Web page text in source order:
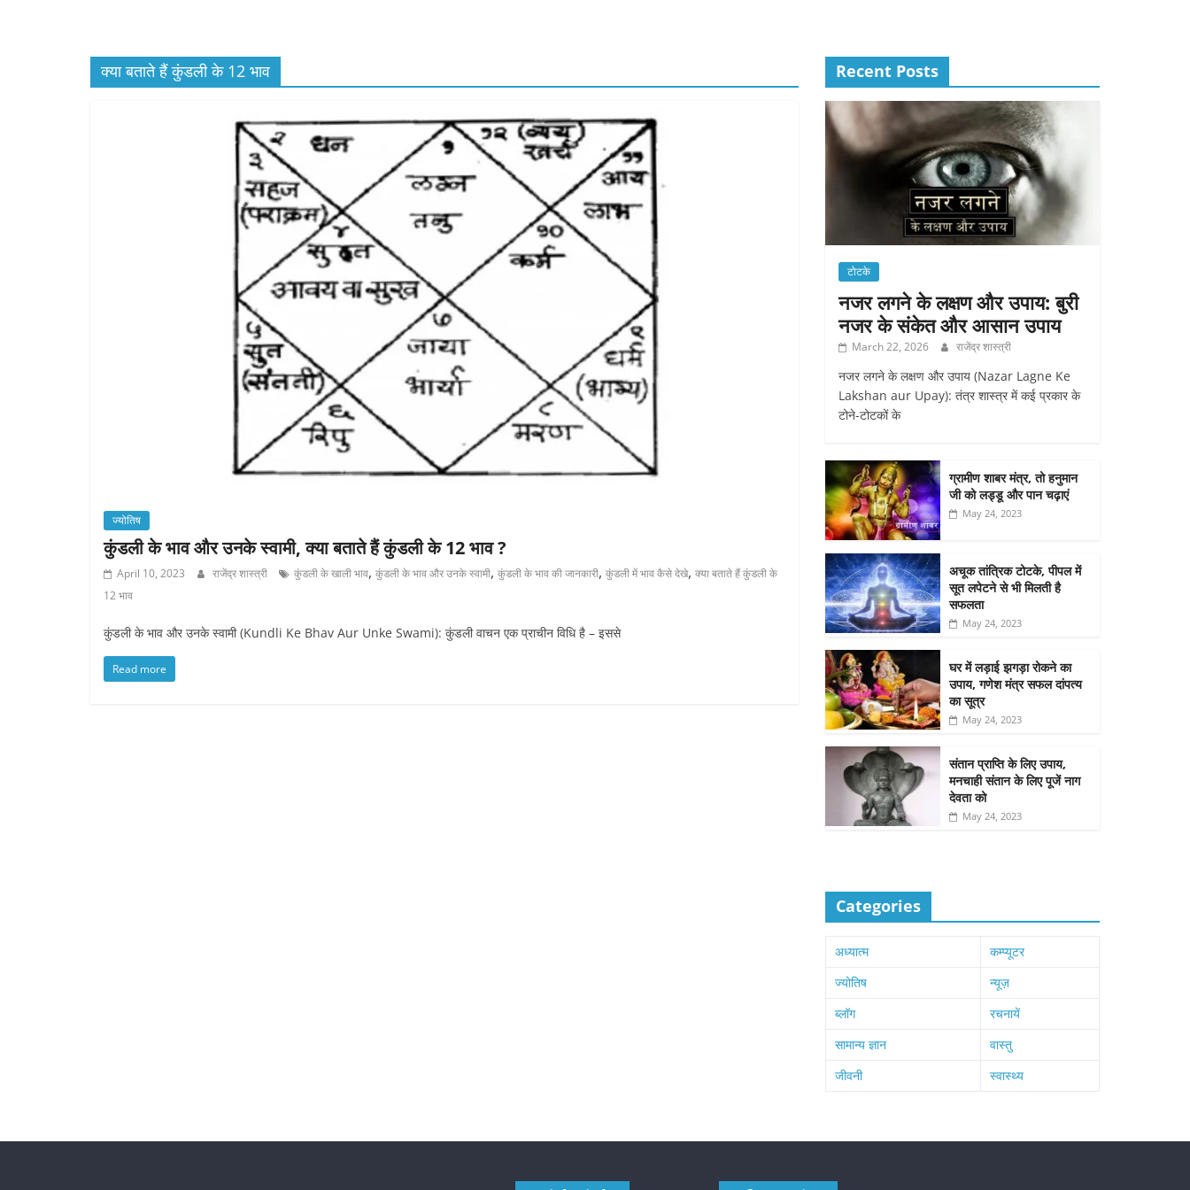
क्या बताते हैं कुंडली के 12 भाव
ज्योतिष
कुंडली के भाव और उनके स्वामी, क्या बताते हैं कुंडली के 12 भाव ?
April 10, 2023 राजेंद्र शास्त्री कुंडली के खाली भाव, कुंडली के भाव और उनके स्वामी, कुंडली के भाव की जानकारी, कुंडली में भाव कैसे देखे, क्या बताते हैं कुंडली के
12 भाव
कुंडली के भाव और उनके स्वामी (Kundli Ke Bhav Aur Unke Swami): कुंडली वाचन एक प्राचीन विधि है – इससे
Read more
Recent Posts
टोटके
नजर लगने के लक्षण और उपाय: बुरी
नजर के संकेत और आसान उपाय
March 22, 2026 राजेंद्र शास्त्री
नजर लगने के लक्षण और उपाय (Nazar Lagne Ke
Lakshan aur Upay): तंत्र शास्त्र में कई प्रकार के
टोने-टोटकों के
ग्रामीण शाबर मंत्र, तो हनुमान
जी को लड्डू और पान चढ़ाएं
May 24, 2023
अचूक तांत्रिक टोटके, पीपल में
सूत लपेटने से भी मिलती है
सफलता
May 24, 2023
घर में लड़ाई झगड़ा रोकने का
उपाय, गणेश मंत्र सफल दांपत्य
का सूत्र
May 24, 2023
संतान प्राप्ति के लिए उपाय,
मनचाही संतान के लिए पूजें नाग
देवता को
May 24, 2023
Categories
अध्यात्म
कम्प्यूटर
ज्योतिष
न्यूज़
ब्लॉग
रचनायें
सामान्य ज्ञान
वास्तु
जीवनी
स्वास्थ्य